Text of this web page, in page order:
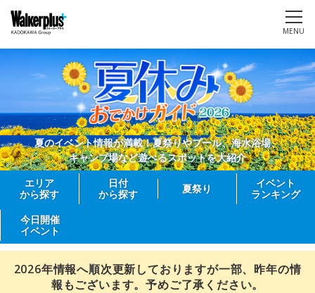
MENU
夏のイベント情報が満載！夏祭りやプール、海水浴場、
キャンプ場など遊べるスポットを大紹介
エリア
から探す
日付
から探す
夏祭り
イベント
ランキング
今日開催
イベント
2026年情報へ順次更新しておりますが一部、昨年の情
報もございます。予めご了承ください。